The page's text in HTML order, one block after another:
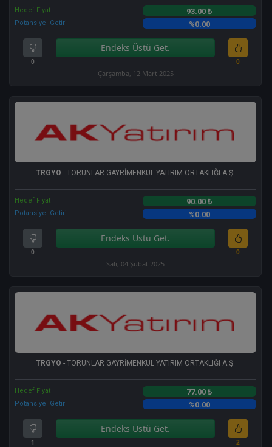
Hedef Fiyat 93.00 ₺
Potansiyel Getiri %0.00
0
Endeks Üstü Get.
0
Çarşamba, 12 Mart 2025
TRGYO - TORUNLAR GAYRİMENKUL YATIRIM ORTAKLIĞI A.Ş.
Hedef Fiyat 90.00 ₺
Potansiyel Getiri %0.00
0
Endeks Üstü Get.
0
Salı, 04 Şubat 2025
TRGYO - TORUNLAR GAYRİMENKUL YATIRIM ORTAKLIĞI A.Ş.
Hedef Fiyat 77.00 ₺
Potansiyel Getiri %0.00
1
Endeks Üstü Get.
2